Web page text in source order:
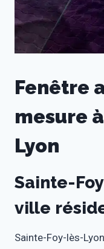
Fenêtre
mesure
Lyon
Sainte-
ville
Sainte-Foy-lès-